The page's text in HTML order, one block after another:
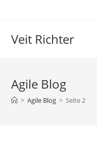
Veit Richter
Agile Blog
> Agile Blog > Seite 2